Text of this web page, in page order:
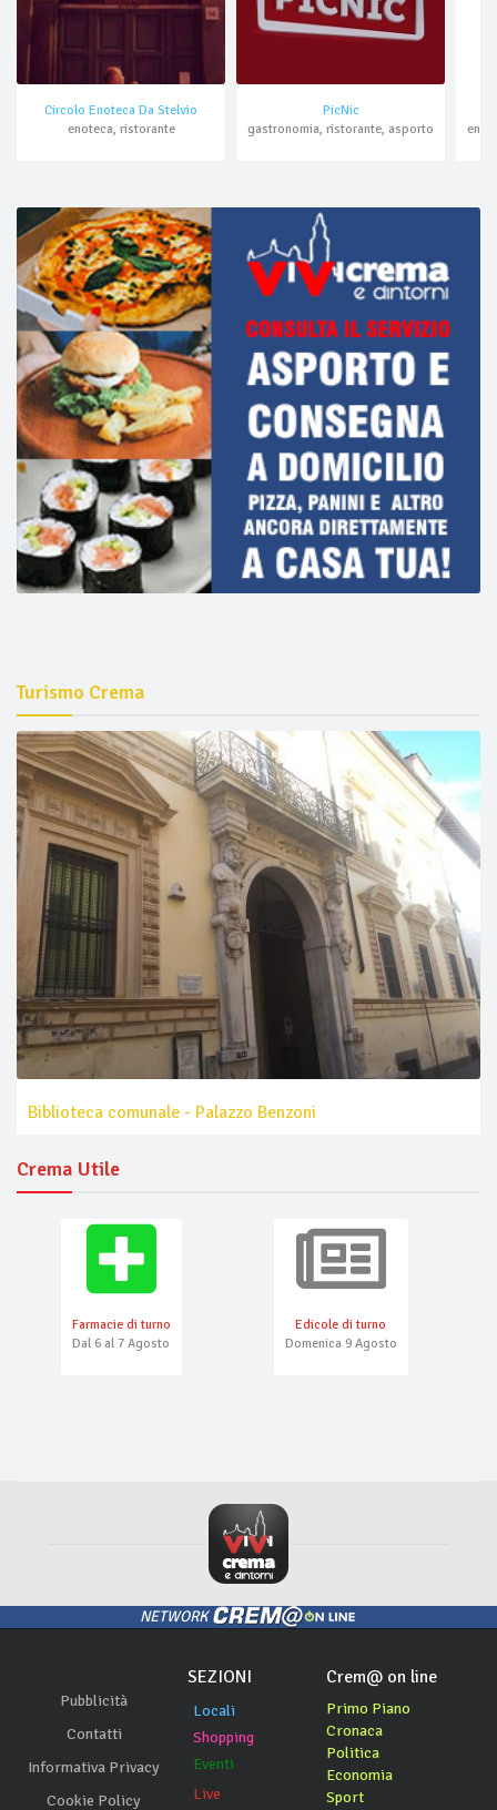
Circolo Enoteca Da Stelvio
enoteca, ristorante
PicNic
gastronomia, ristorante, asporto
Turismo Crema
Biblioteca comunale - Palazzo Benzoni
Crema Utile
Farmacie di turno
Dal 6 al 7 Agosto
Edicole di turno
Domenica 9 Agosto
NETWORK
Pubblicità
Contatti
Informativa Privacy
Cookie Policy
SEZIONI
Locali
Shopping
Eventi
Live
Crem@ on line
Primo Piano
Cronaca
Politica
Economia
Sport